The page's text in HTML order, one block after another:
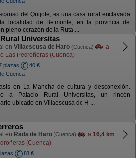
del Quijote, es una casa rural enclavada
localidad de Belmonte, en la provincia de
pleno corazón de la Ruta ...
Universitas
en Villaescusa de Haro (Cuenca)
a
Las Pedroñeras (Cuenca)
plazas
40 €
Cuenca
en La Mancha de cultura y desconexión.
a Palacio Rural Universitas, un rincón
ubicado en Villaescusa de H ...
en Rada de Haro (Cuenca) a 16,4 km
(Cuenca)
88 €